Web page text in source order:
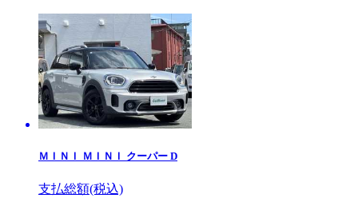
ＭＩＮＩ ＭＩＮＩ クーパー D
支払総額(税込)